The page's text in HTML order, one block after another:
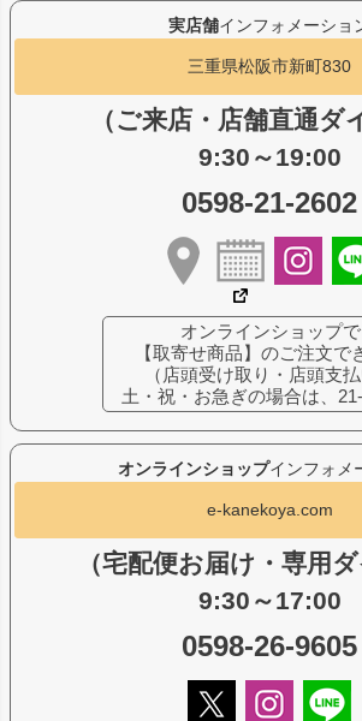
オンラインショップインフォメ
e-kanekoya.com
（宅配便お届け・専用ダ
9:30～17:00
0598-26-9605
実店舗インフォメーショ
三重県松阪市新町830
（ご来店・店舗直通ダ
9:30～19:00
0598-21-2602
オンラインショップで
【取寄せ商品】のご注文で
（店頭受け取り・店頭支払
土・祝・お急ぎの場合は、